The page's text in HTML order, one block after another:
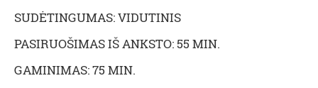
SUDĖTINGUMAS: VIDUTINIS
PASIRUOŠIMAS IŠ ANKSTO: 55 MIN.
GAMINIMAS: 75 MIN.